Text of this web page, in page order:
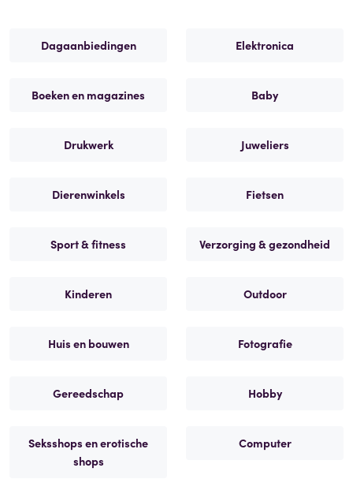
Dagaanbiedingen Elektronica
Boeken en magazines Baby
Drukwerk Juweliers
Dierenwinkels Fietsen
Sport & fitness Verzorging & gezondheid
Kinderen Outdoor
Huis en bouwen Fotografie
Gereedschap Hobby
Seksshops en erotische
shops
Computer